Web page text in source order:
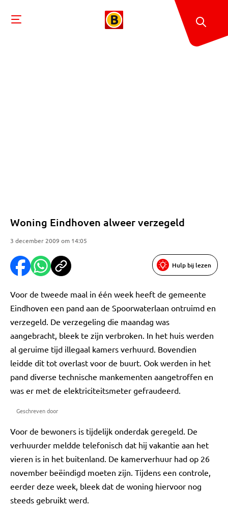
Woning Eindhoven alweer verzegeld
3 december 2009 om 14:05
Hulp bij lezen
Voor de tweede maal in één week heeft de gemeente
Eindhoven een pand aan de Spoorwaterlaan ontruimd en
verzegeld. De verzegeling die maandag was
aangebracht, bleek te zijn verbroken. In het huis werden
al geruime tijd illegaal kamers verhuurd. Bovendien
leidde dit tot overlast voor de buurt. Ook werden in het
pand diverse technische mankementen aangetroffen en
was er met de elektriciteitsmeter gefraudeerd.
Geschreven door
Voor de bewoners is tijdelijk onderdak geregeld. De
verhuurder meldde telefonisch dat hij vakantie aan het
vieren is in het buitenland. De kamerverhuur had op 26
november beëindigd moeten zijn. Tijdens een controle,
eerder deze week, bleek dat de woning hiervoor nog
steeds gebruikt werd.